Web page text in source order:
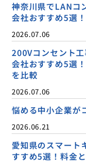
神奈川県でLANコ
会社おすすめ5選
2026.07.06
200Vコンセント
会社おすすめ5選
を比較
2026.07.06
悩める中小企業が
2026.06.21
愛知県のスマート
すすめ5選！料金